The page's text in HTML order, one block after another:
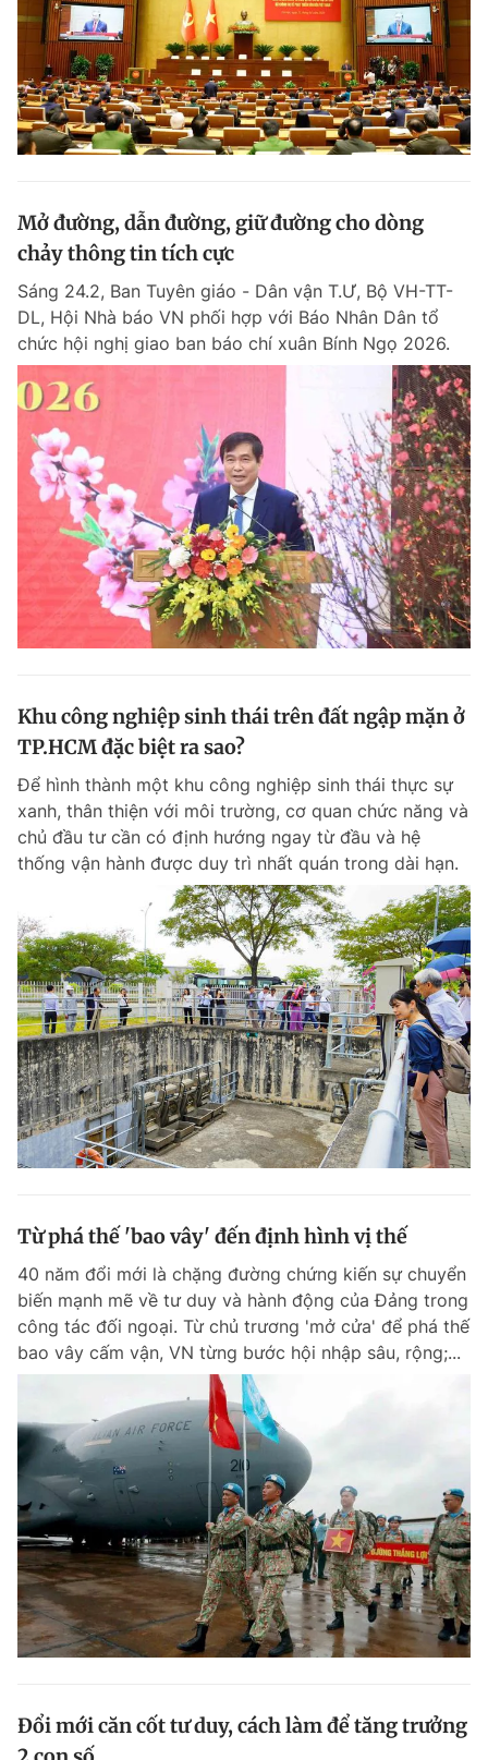
Mở đường, dẫn đường, giữ đường cho dòng
chảy thông tin tích cực
Sáng 24.2, Ban Tuyên giáo - Dân vận T.Ư, Bộ VH-TT-
DL, Hội Nhà báo VN phối hợp với Báo Nhân Dân tổ
chức hội nghị giao ban báo chí xuân Bính Ngọ 2026.
Khu công nghiệp sinh thái trên đất ngập mặn ở
TP.HCM đặc biệt ra sao?
Để hình thành một khu công nghiệp sinh thái thực sự
xanh, thân thiện với môi trường, cơ quan chức năng và
chủ đầu tư cần có định hướng ngay từ đầu và hệ
thống vận hành được duy trì nhất quán trong dài hạn.
Từ phá thế 'bao vây' đến định hình vị thế
40 năm đổi mới là chặng đường chứng kiến sự chuyển
biến mạnh mẽ về tư duy và hành động của Đảng trong
công tác đối ngoại. Từ chủ trương 'mở cửa' để phá thế
bao vây cấm vận, VN từng bước hội nhập sâu, rộng;...
Đổi mới căn cốt tư duy, cách làm để tăng trưởng